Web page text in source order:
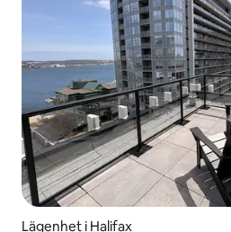
Lägenhet i Halifax